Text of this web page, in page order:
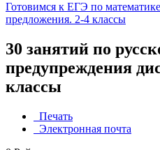
Готовимся к ЕГЭ по
предложения. 2-4 классы
30 занятий по
предупреждения
классы
Печать
Электронная почта